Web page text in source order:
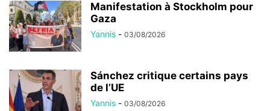
Manifestation à Stockholm pour
Gaza
Yannis - 03/08/2026
Sánchez critique certains pays
de l’UE
Yannis - 03/08/2026